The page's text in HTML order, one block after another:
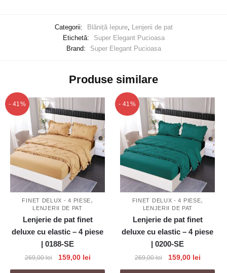
Categorii: Blăniță Iepure, Lenjerii de pat
Etichetă:
Super Elegant Pucioasa
Brand:
Super Elegant Pucioasa
Produse similare
- 41%
FINET DELUX - 4 PIESE,
LENJERII DE PAT
Lenjerie de pat finet
deluxe cu elastic – 4 piese
| 0188-SE
269,00lei
Prețul
inițial
159,00 leiPrețul
curent
- 41%
FINET DELUX - 4 PIESE,
LENJERII DE PAT
Lenjerie de pat finet
deluxe cu elastic – 4 piese
| 0200-SE
269,00lei
Prețul
inițial
159,00 leiPrețul
curent